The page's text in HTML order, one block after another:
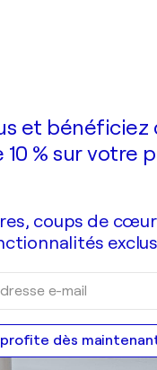
et bénéficiez
% sur votre
coups de
profite dès